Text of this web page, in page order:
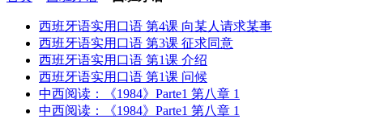
西班牙语实用口语 第4课 向某人请求某事
西班牙语实用口语 第3课 征求同意
西班牙语实用口语 第1课 介绍
西班牙语实用口语 第1课 问候
中西阅读：《1984》Parte1 第八章 1
中西阅读：《1984》Parte1 第八章 1